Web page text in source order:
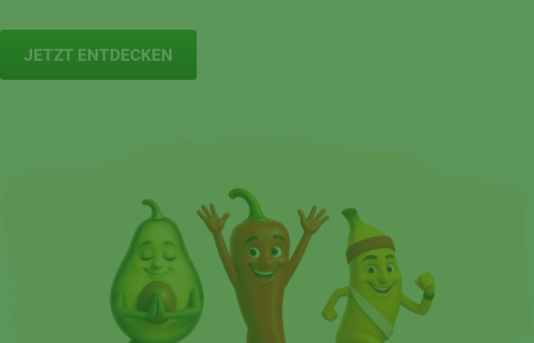
JETZT ENTDECKEN